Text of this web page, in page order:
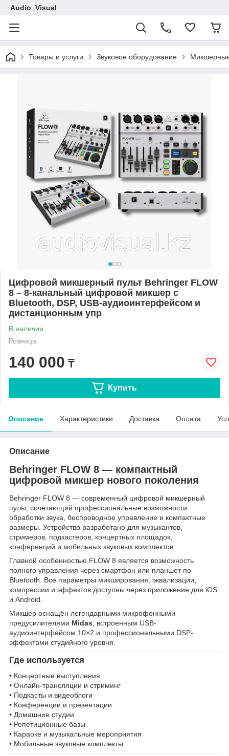
Audio_Visual
Товары и услуги Звуковое оборудование
Цифровой микшерный пульт Behringer FLOW
8 – 8-канальный цифровой микшер с
Bluetooth, DSP, USB-аудиоинтерфейсом и
дистанционным упр
В наличии
Розница
140 000 ₸
Купить
Описание Характеристики Доставка Оплата
Описание
Behringer FLOW 8 — компактный
цифровой микшер нового поколения
Behringer FLOW 8 — современный цифровой микшерный
пульт, сочетающий профессиональные возможности
обработки звука, беспроводное управление и компактные
размеры. Устройство разработано для музыкантов,
стримеров, подкастеров, концертных площадок,
конференций и мобильных звуковых комплектов.
Главной особенностью FLOW 8 является возможность
полного управления через смартфон или планшет по
Bluetooth. Все параметры микширования, эквализации,
компрессии и эффектов доступны через приложение для iOS
и Android.
Микшер оснащён легендарными микрофонными
предусилителями Midas, встроенным USB-
аудиоинтерфейсом 10×2 и профессиональными DSP-
эффектами студийного уровня.
Где используется
• Концертные выступления
• Онлайн-трансляции и стриминг
• Подкасты и видеоблоги
• Конференции и презентации
• Домашние студии
• Репетиционные базы
• Караоке и музыкальные мероприятия
• Мобильные звуковые комплекты